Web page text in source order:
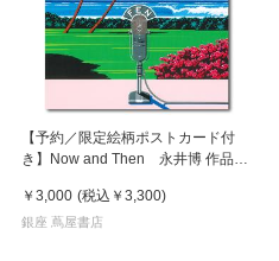
【予約／限定絵柄ポストカード付
き】Now and Then 永井博 作品
￥3,000 (税込 ￥3,300)
銀座 蔦屋書店